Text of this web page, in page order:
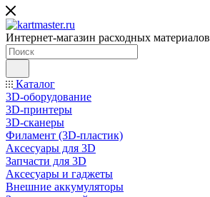
Интернет-магазин расходных материалов
Каталог
3D-оборудование
3D-принтеры
3D-сканеры
Филамент (3D-пластик)
Аксесуары для 3D
Запчасти для 3D
Аксесуары и гаджеты
Внешние аккумуляторы